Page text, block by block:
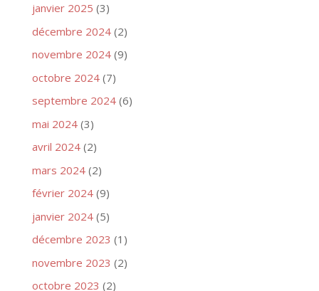
janvier 2025 (3)
décembre 2024(2)
novembre 2024(9)
octobre 2024(7)
septembre 2024(6)
mai 2024(3)
avril 2024(2)
mars 2024(2)
février 2024(9)
janvier 2024(5)
décembre 2023 (1)
novembre 2023 (2)
octobre 2023 (2)